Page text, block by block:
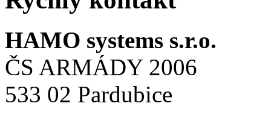
HAMO systems s.r.o.
ČS ARMÁDY 2006
533 02 Pardubice